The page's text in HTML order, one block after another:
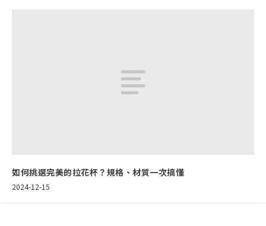
如何挑選完美的拉花杯？規格、材質一次搞懂
2024-12-15